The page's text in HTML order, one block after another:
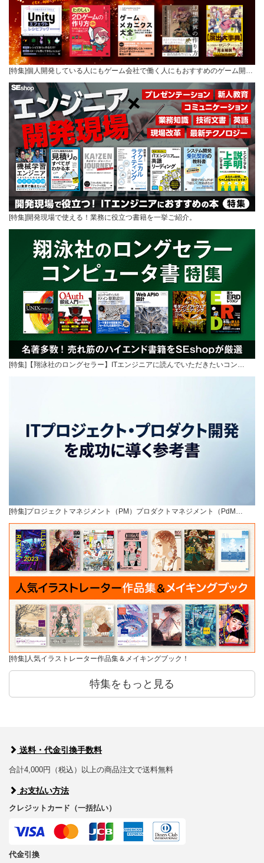
[特集]個人開発している人にもゲーム会社で働く人にもおすすめのゲーム開…
[特集]開発現場で使える！業務に役立つ書籍を一挙ご紹介。
[特集]【翔泳社のロングセラー】ITエンジニアに読んでいただきたいコン…
[特集]プロジェクトマネジメント（PM）プロダクトマネジメント（PdM…
[特集]人気イラストレーター作品集＆メイキングブック！
特集をもっと見る
送料・代金引換手数料
合計4,000円（税込）以上の商品注文で送料無料
お支払い方法
クレジットカード（一括払い）
代金引換